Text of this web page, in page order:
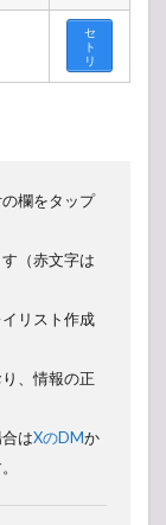
セ
ト
リ
欄をタップ
（赤文字は
リスト作成
、情報の正
はXのDMか